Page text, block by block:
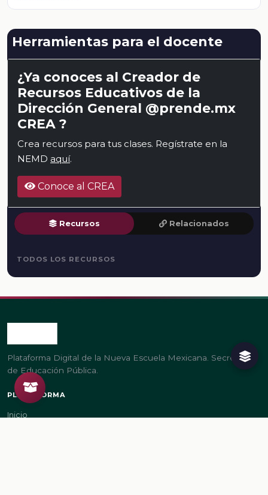
Herramientas para el docente
¿Ya conoces al Creador de
Recursos Educativos de la
Dirección General @prende.mx
CREA ?
Crea recursos para tus clases. Regístrate en la
NEMD aquí.
Conoce al CREA
Recursos Relacionados
TODOS LOS RECURSOS
Plataforma Digital de la Nueva Escuela Mexicana. Secretaría
de Educación Pública.
PLATAFORMA
Inicio